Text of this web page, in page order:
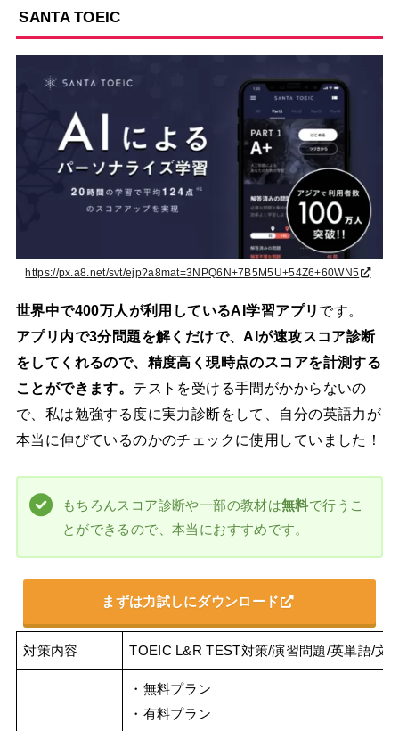
SANTA TOEIC
https://px.a8.net/svt/ejp?a8mat=3NPQ6N+7B5M5U+54Z6+60WN5
世界中で400万人が利用しているAI学習アプリ です。
アプリ内で3分問題を解くだけで、AIが速攻スコア診断
をしてくれるので、精度高く現時点のスコアを計測する
ことができます。 テストを受ける手間がかからないの
で、私は勉強する度に実力診断をして、自分の英語力が
本当に伸びているのかのチェックに使用していました！
もちろんスコア診断や一部の教材は無料で行うこ
とができるので、本当におすすめです。
まずは力試しにダウンロード
対策内容 TOEIC L&R TEST対策/演習問題/英単語/文
・無料プラン
・有料プラン